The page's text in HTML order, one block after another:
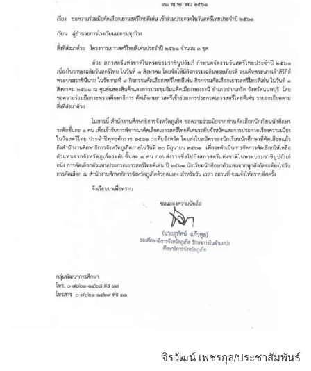
จิรวัฒน์ เพชรกุล/ประชาสัมพันธ์